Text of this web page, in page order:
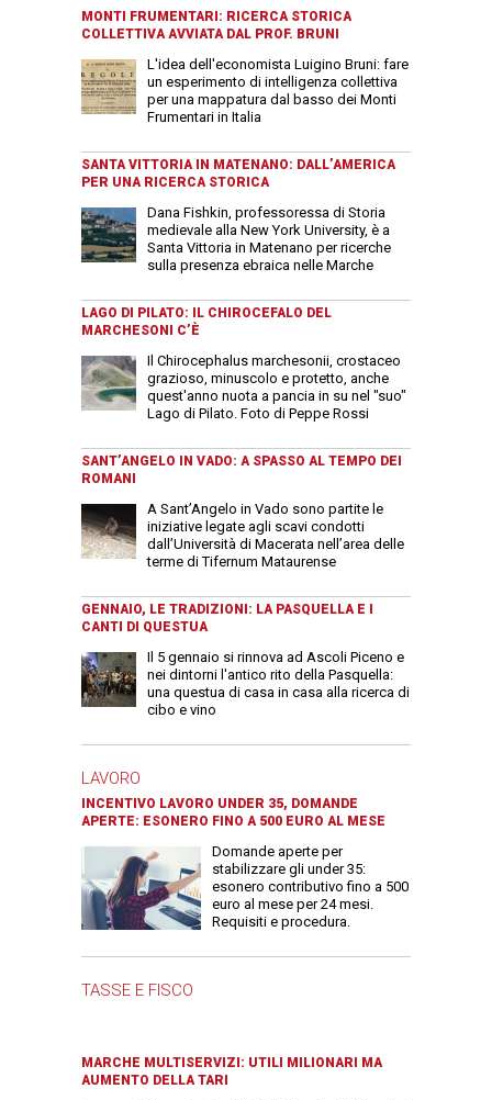
MONTI FRUMENTARI: RICERCA STORICA
COLLETTIVA AVVIATA DAL PROF. BRUNI
L'idea dell'economista Luigino Bruni: fare
un esperimento di intelligenza collettiva
per una mappatura dal basso dei Monti
Frumentari in Italia
SANTA VITTORIA IN MATENANO: DALL’AMERICA
PER UNA RICERCA STORICA
Dana Fishkin, professoressa di Storia
medievale alla New York University, è a
Santa Vittoria in Matenano per ricerche
sulla presenza ebraica nelle Marche
LAGO DI PILATO: IL CHIROCEFALO DEL
MARCHESONI C’È
Il Chirocephalus marchesonii, crostaceo
grazioso, minuscolo e protetto, anche
quest'anno nuota a pancia in su nel "suo"
Lago di Pilato. Foto di Peppe Rossi
SANT’ANGELO IN VADO: A SPASSO AL TEMPO DEI
ROMANI
A Sant’Angelo in Vado sono partite le
iniziative legate agli scavi condotti
dall’Università di Macerata nell’area delle
terme di Tifernum Mataurense
GENNAIO, LE TRADIZIONI: LA PASQUELLA E I
CANTI DI QUESTUA
Il 5 gennaio si rinnova ad Ascoli Piceno e
nei dintorni l'antico rito della Pasquella:
una questua di casa in casa alla ricerca di
cibo e vino
LAVORO
INCENTIVO LAVORO UNDER 35, DOMANDE
APERTE: ESONERO FINO A 500 EURO AL MESE
Domande aperte per
stabilizzare gli under 35:
esonero contributivo fino a 500
euro al mese per 24 mesi.
Requisiti e procedura.
TASSE E FISCO
MARCHE MULTISERVIZI: UTILI MILIONARI MA
AUMENTO DELLA TARI